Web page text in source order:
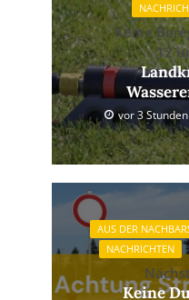
Keine
12
vor 3 Stunden
AUS DER
NACHRICHTEN
Keine